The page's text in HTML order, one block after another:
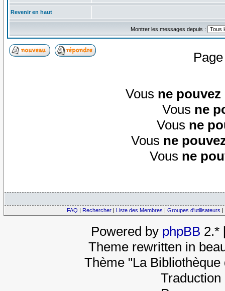
Revenir en haut
Montrer les messages depuis :
Vous ne pouvez
Vous ne
Vous ne
Vous ne
Vous ne
FAQ | Rechercher | Liste des Membres | Groupes d'utilisateurs |
Powered by phpBB 2.*
Theme rewritten in
Thème "La